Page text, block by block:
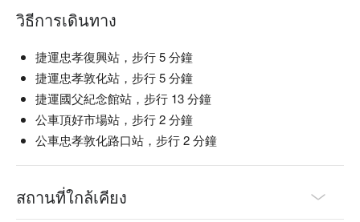
วิธีการเดินทาง
捷運忠孝復興站，步行 5 分鐘
捷運忠孝敦化站，步行 5 分鐘
捷運國父紀念館站，步行 13 分鐘
公車頂好市場站，步行 2 分鐘
公車忠孝敦化路口站，步行 2 分鐘
สถานที่ใกล้เคียง